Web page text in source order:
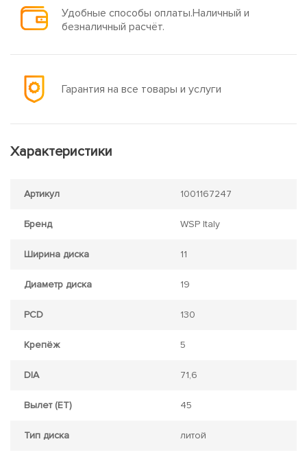
Удобные способы оплаты.Наличный и
безналичный расчёт.
Гарантия на все товары и услуги
Характеристики
Артикул 1001167247
Бренд WSP Italy
Ширина диска 11
Диаметр диска 19
PCD 130
Крепёж 5
DIA 71,6
Вылет (ET) 45
Тип диска литой